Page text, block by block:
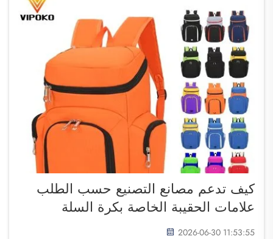
كيف تدعم مصانع التصنيع حسب الطلب
علامات الحقيبة الخاصة بكرة السلة
2026-06-30 11:53:55